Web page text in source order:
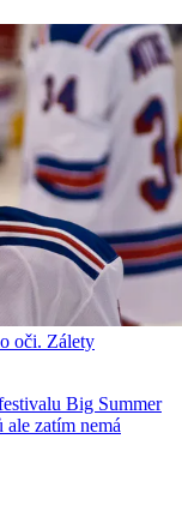
oči. Zálety
Big Summer
zatím nemá